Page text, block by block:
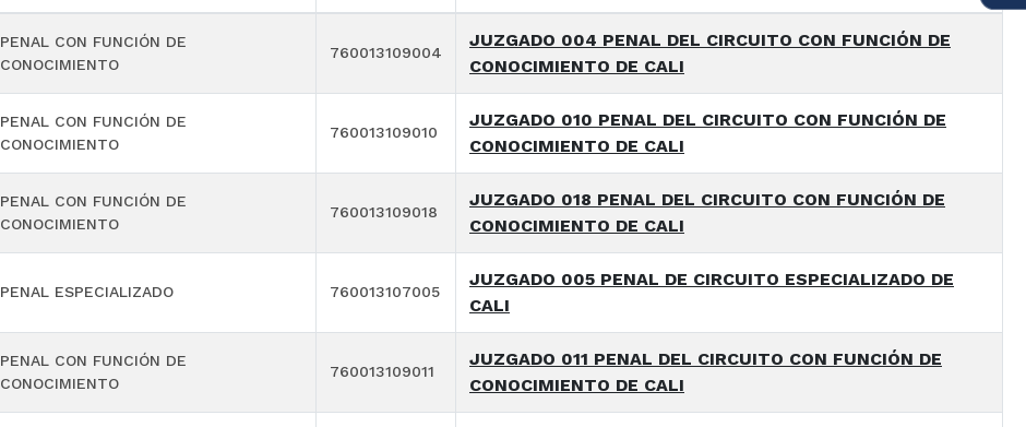
PENAL CON FUNCIÓN DE
CONOCIMIENTO
760013109004
JUZGADO 004 PENAL DEL CIRCUITO CON FUNCIÓN DE
CONOCIMIENTO DE CALI
PENAL CON FUNCIÓN DE
CONOCIMIENTO
760013109010
JUZGADO 010 PENAL DEL CIRCUITO CON FUNCIÓN DE
CONOCIMIENTO DE CALI
PENAL CON FUNCIÓN DE
CONOCIMIENTO
760013109018
JUZGADO 018 PENAL DEL CIRCUITO CON FUNCIÓN DE
CONOCIMIENTO DE CALI
PENAL ESPECIALIZADO 760013107005
JUZGADO 005 PENAL DE CIRCUITO ESPECIALIZADO DE
CALI
PENAL CON FUNCIÓN DE
CONOCIMIENTO
760013109011
JUZGADO 011 PENAL DEL CIRCUITO CON FUNCIÓN DE
CONOCIMIENTO DE CALI